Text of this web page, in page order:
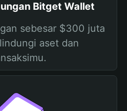
Bitget Wallet
sebesar $300 juta
aset dan